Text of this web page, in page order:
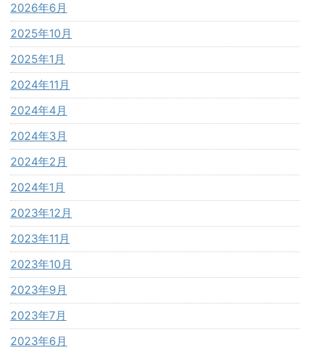
2026年6月
2025年10月
2025年1月
2024年11月
2024年4月
2024年3月
2024年2月
2024年1月
2023年12月
2023年11月
2023年10月
2023年9月
2023年7月
2023年6月